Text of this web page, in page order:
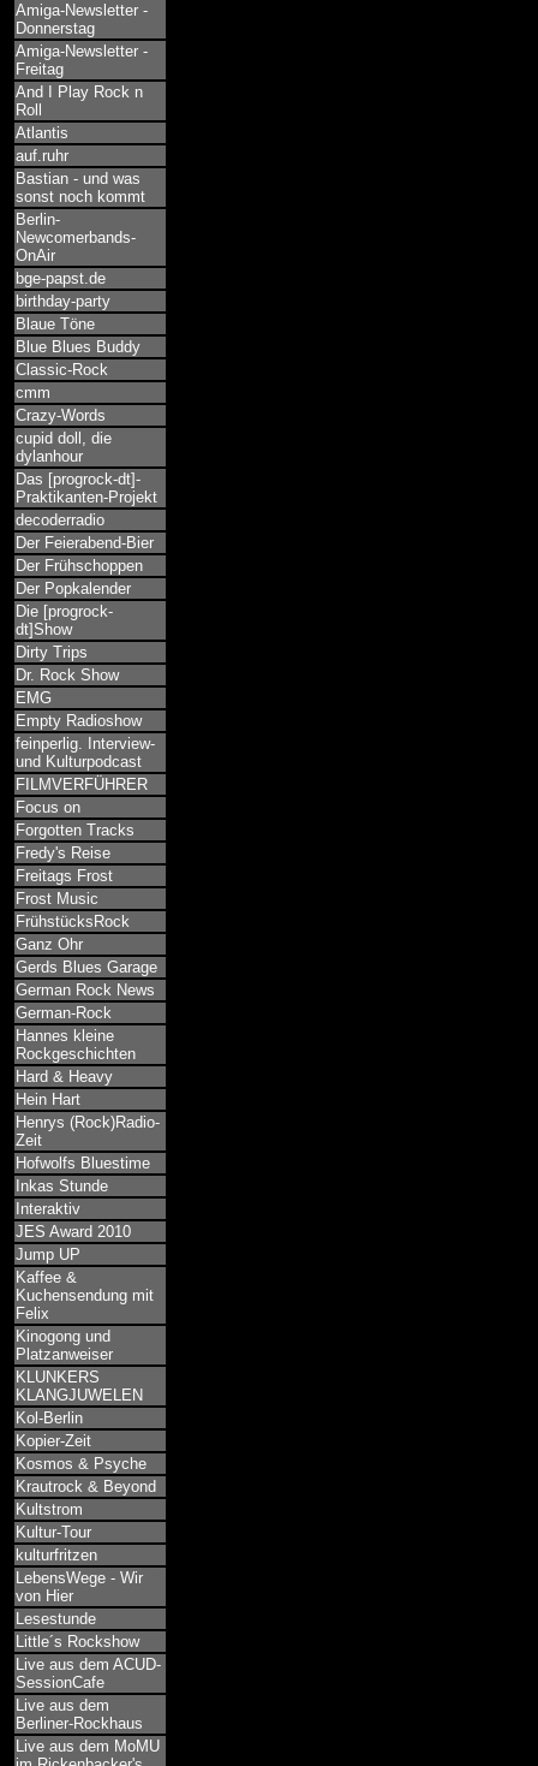
Amiga-Newsletter -
Donnerstag
Amiga-Newsletter -
Freitag
And I Play Rock n
Roll
Atlantis
auf.ruhr
Bastian - und was
sonst noch kommt
Berlin-
Newcomerbands-
OnAir
bge-papst.de
birthday-party
Blaue Töne
Blue Blues Buddy
Classic-Rock
cmm
Crazy-Words
cupid doll, die
dylanhour
Das [progrock-dt]-
Praktikanten-Projekt
decoderradio
Der Feierabend-Bier
Der Frühschoppen
Der Popkalender
Die [progrock-
dt]Show
Dirty Trips
Dr. Rock Show
EMG
Empty Radioshow
feinperlig. Interview-
und Kulturpodcast
FILMVERFÜHRER
Focus on
Forgotten Tracks
Fredy's Reise
Freitags Frost
Frost Music
FrühstücksRock
Ganz Ohr
Gerds Blues Garage
German Rock News
German-Rock
Hannes kleine
Rockgeschichten
Hard & Heavy
Hein Hart
Henrys (Rock)Radio-
Zeit
Hofwolfs Bluestime
Inkas Stunde
Interaktiv
JES Award 2010
Jump UP
Kaffee &
Kuchensendung mit
Felix
Kinogong und
Platzanweiser
KLUNKERS
KLANGJUWELEN
Kol-Berlin
Kopier-Zeit
Kosmos & Psyche
Krautrock & Beyond
Kultstrom
Kultur-Tour
kulturfritzen
LebensWege - Wir
von Hier
Lesestunde
Little´s Rockshow
Live aus dem ACUD-
SessionCafe
Live aus dem
Berliner-Rockhaus
Live aus dem MoMU